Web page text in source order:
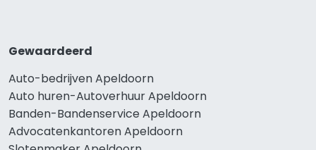
Gewaardeerd
Auto-bedrijven Apeldoorn
Auto huren-Autoverhuur Apeldoorn
Banden-Bandenservice Apeldoorn
Advocatenkantoren Apeldoorn